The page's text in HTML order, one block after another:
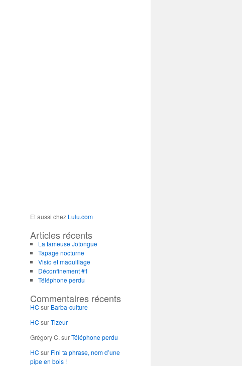
Et aussi chez Lulu.com
Articles récents
La fameuse Jotongue
Tapage nocturne
Visio et maquillage
Déconfinement #1
Téléphone perdu
Commentaires récents
HC sur Barba-culture
HC surTizeur
Grégory C. surTéléphone perdu
HC sur Fini ta phrase, nom d’une
pipe en bois !